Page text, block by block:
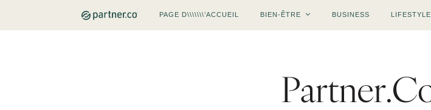
PAGE D\\\\\\\’ACCUEIL BIEN-ÊTRE BUSINESS LIFESTYLE